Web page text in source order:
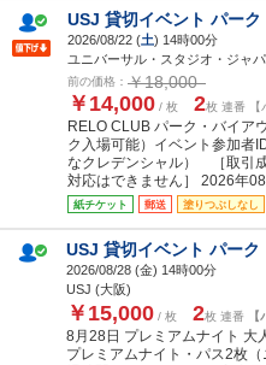
USJ 貸切イベント パーク
2026/08/22 (土) 14時00分
ユニバーサル・スタジオ・ジャ
前の価格： ￥18,000
￥14,000 / 枚 2枚 連番 【
RELO CLUB パーク・バイア
ク入場可能）イベント参加者
なクレデンシャル） ［取引
対応はできません］ 2026年
紙チケット 郵送 塗りつぶしなし
USJ 貸切イベント パーク
2026/08/28 (金) 14時00分
USJ (大阪)
￥15,000 / 枚 2枚 連番
8月28日 プレミアムナイト 大
プレミアムナイト・パス2枚